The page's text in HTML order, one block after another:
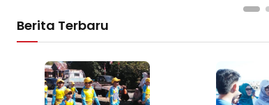
Berita Terbaru